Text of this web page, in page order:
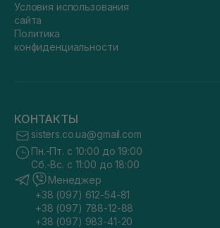
Условия использования
сайта
Политика
конфиденциальности
КОНТАКТЫ
sisters.co.ua@gmail.com
Пн.-Пт. с 10:00 до 19:00
Сб.-Вс. с 11:00 до 18:00
Менеджер
+38 (097) 612-54-81
+38 (097) 788-12-88
+38 (097) 983-41-20